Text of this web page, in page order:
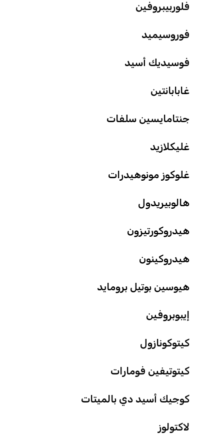
فلوربيبروفين
فوروسيميد
فوسيديك أسيد
غابابانتين
جنتامايسين سلفات
غليكلازيد
غلوكوز مونوهيدرات
هالوبيريدول
هيدروكورتيزون
هيدروكينون
هيوسين بوتيل برومايد
إيبوبروفين
كيتوكونازول
كيتوتيفين فومارات
كوجيك أسيد دي بالميتات
لاكتولوز